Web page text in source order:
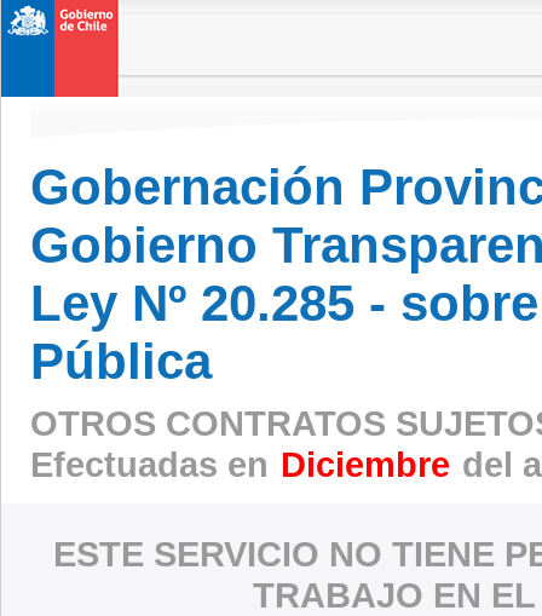
Gobernación
Gobierno
Ley Nº 20.285 -
Pública
OTROS CONTRATOS
Efectuadas en Diciembre del
ESTE SERVICIO NO TIENE
TRABAJO EN